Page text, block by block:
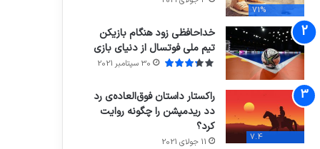
71%
خداحافظی زود هنگام بازیکن
تیم ملی فوتسال از دنیای بازی
30 سپتامبر 2021
7.4
راکستار داستان فوق‌العاده‌ی رد
دد ریدمپشن را چگونه روایت
کرد؟
11 جولای 2021